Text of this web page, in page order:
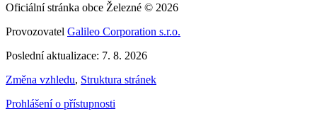
Oficiální stránka obce Železné © 2026
Provozovatel Galileo Corporation s.r.o.
Poslední aktualizace: 7. 8. 2026
Změna vzhledu, Struktura stránek
Prohlášení o přístupnosti